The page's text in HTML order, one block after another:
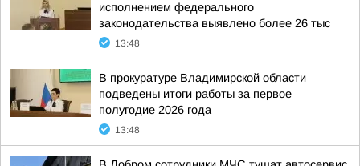
исполнением федерального
законодательства выявлено более 26 тыс
13:48
В прокуратуре Владимирской области
подведены итоги работы за первое
полугодие 2026 года
13:48